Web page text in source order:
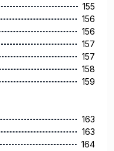
155
156
156
157
157
158
159
163
163
164